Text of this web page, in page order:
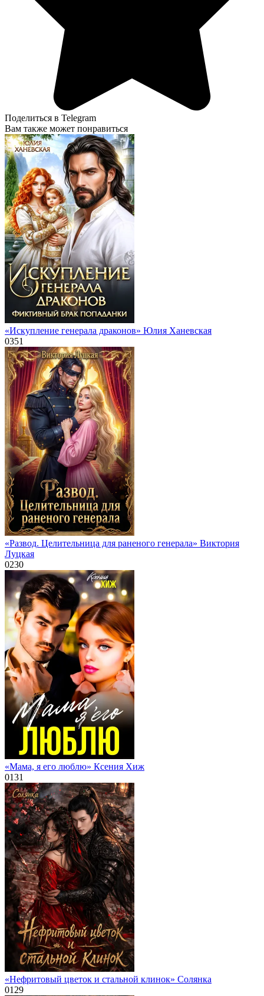
Поделиться в Telegram
Вам также может понравиться
«Искупление генерала драконов» Юлия Ханевская
0351
«Развод. Целительница для раненого генерала» Виктория
Луцкая
0230
«Мама, я его люблю» Ксения Хиж
0131
«Нефритовый цветок и стальной клинок» Солянка
0129